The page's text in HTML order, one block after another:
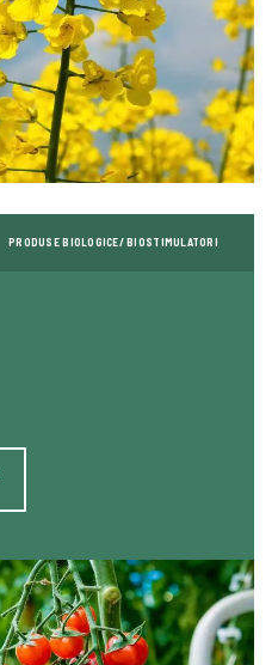
PRODUSE BIOLOGICE/ BIOSTIMULATORI